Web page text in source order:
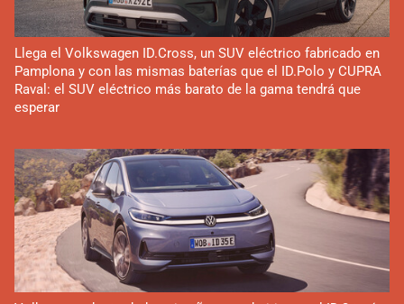
Llega el Volkswagen ID.Cross, un SUV eléctrico fabricado en
Pamplona y con las mismas baterías que el ID.Polo y CUPRA
Raval: el SUV eléctrico más barato de la gama tendrá que
esperar